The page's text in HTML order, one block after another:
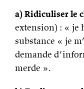
a) Ridiculiser le
extension) : « je
substance « je
demande
merde ».